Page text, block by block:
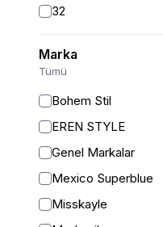
32
S
S/M
Marka
Tümü
Bohem Stil
EREN STYLE
Genel Markalar
Mexico Superblue
Misskayle